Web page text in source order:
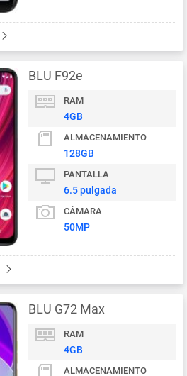
BLU F92e
RAM
4GB
ALMACENAMIENTO
128GB
PANTALLA
6.5 pulgada
CÁMARA
50MP
BLU G72 Max
RAM
4GB
ALMACENAMIENTO